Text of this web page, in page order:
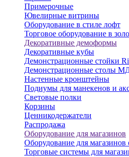
Примерочные
Ювелирные витрины
Оборудование в стиле лофт
Торговое оборудование в
Декоративные демоформы
Декоративные кубы
Демонстрационные стойки
Демонстрационные столы
Настенные кронштейны
Подиумы для манекенов и
Световые полки
Корзины
Ценникодержатели
Распродажа
Оборудование для магазинов
Оборудование для
Торговые системы для